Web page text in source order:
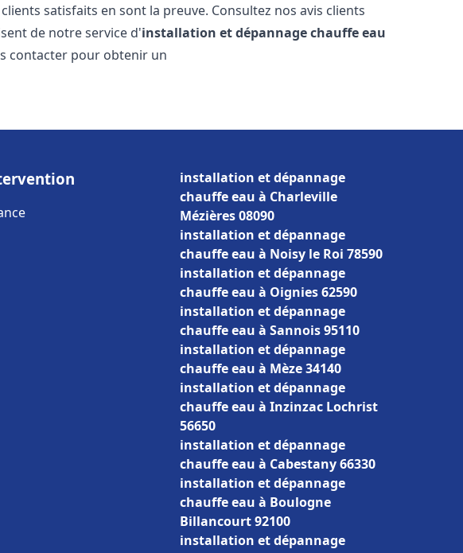
satisfaits en sont la preuve. Consultez nos avis clients
de notre service d'installation et dépannage chauffe eau
contacter pour obtenir un
installation et dépannage
chauffe eau à Charleville
Mézières 08090
installation et dépannage
chauffe eau à Noisy le Roi 78590
installation et dépannage
chauffe eau à Oignies 62590
installation et dépannage
chauffe eau à Sannois 95110
installation et dépannage
chauffe eau à Mèze 34140
installation et dépannage
chauffe eau à Inzinzac Lochrist
56650
installation et dépannage
chauffe eau à Cabestany 66330
installation et dépannage
chauffe eau à Boulogne
Billancourt 92100
installation et dépannage